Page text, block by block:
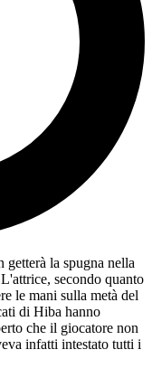
getterà la spugna nella
secondo quanto
le mani sulla metà del
di Hiba hanno
che il giocatore non
infatti intestato tutti i